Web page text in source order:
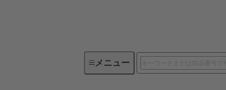
メニュー産業用コネクタ / Han®